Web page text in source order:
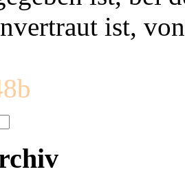
ist,